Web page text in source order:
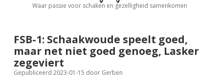
menu
Competitiereglement
Externe Competitie open
dropdown
KNSB: Schaakwoude I
Jeugdschaken
Schaakwoude
Waar passie voor schaken en gezelligheid samenkomen
FSB-1: Schaakwoude speelt goed,
maar net niet goed genoeg, Lasker
zegeviert
Gepubliceerd 2023-01-15 door Gerben